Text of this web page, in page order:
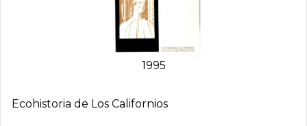
1995
Ecohistoria de Los Californios